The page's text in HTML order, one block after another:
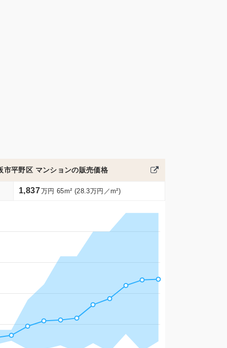
市平野区 マンションの販売価格
1,837万円 65m² (28.3万円／m²)